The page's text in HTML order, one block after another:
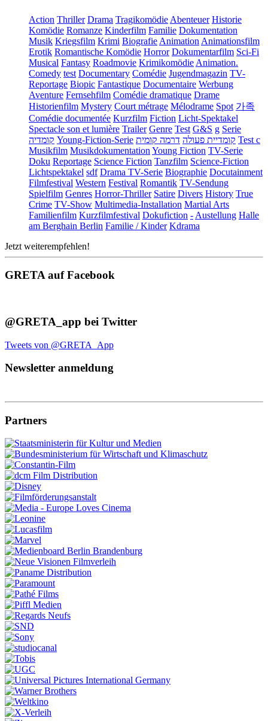
Action Thriller Drama Tragikomödie Abenteuer Historie
Komödie Romanze Kinderfilm Familie Dokumentation
Musik Kriegsfilm Krimi Biografie Animation Animationsfilm
Erotik Romantische Komödie Horror Dokumentarfilm Sci-Fi
Musical Fantasy Roadmovie Krimikomödie Animation.
Comedy test Documentary Comédie Jugendmagazin TV-
Reportage Biopic Fantastique Documentaire Werbung
Aventure Fernsehfilm Comédie dramatique Drame
Historienfilm Mystery Court métrage Mélodrame Spot 가족
Comédie documentée Kurzfilm Fiction Licht-Spektakel
Spectacle son et lumière Trailer Genre Test G&S g Serie
קומדיה Young-Fiction-Serie קומדיית פעולה דרמה קומית
Test c
Musikfilm Musikdokumentation Young Fiction TV-Serie
Doku Reportage Science Fiction Tanzfilm Science-Fiction
Lichtspektakel sdf Drama TV-Serie Biographie Docutainment
Filmfestival Western Festival Romantik TV-Sendung
Spielfilm Genres Horror-Thriller Satire Divers History True
Crime TV-Show Multimedia-Installation Martial Arts
Familienfilm Kurzfilmfestival Dokufiction - Austellung Halle
am Berghain Berlin Familie / Kinder Kdrama
Jetzt weiterempfehlen!
GRETA auf Facebook
@GRETA_app bei Twitter
Tweets von @GRETA_App
Newsletter anmeldung
Partners